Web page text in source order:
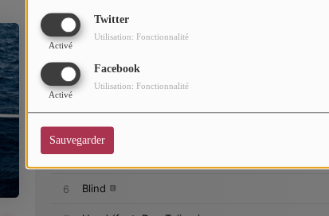
Twitter
Activé
Utilisation: Fonctionnalité
Facebook
Activé
Utilisation: Fonctionnalité
Sauvegarder